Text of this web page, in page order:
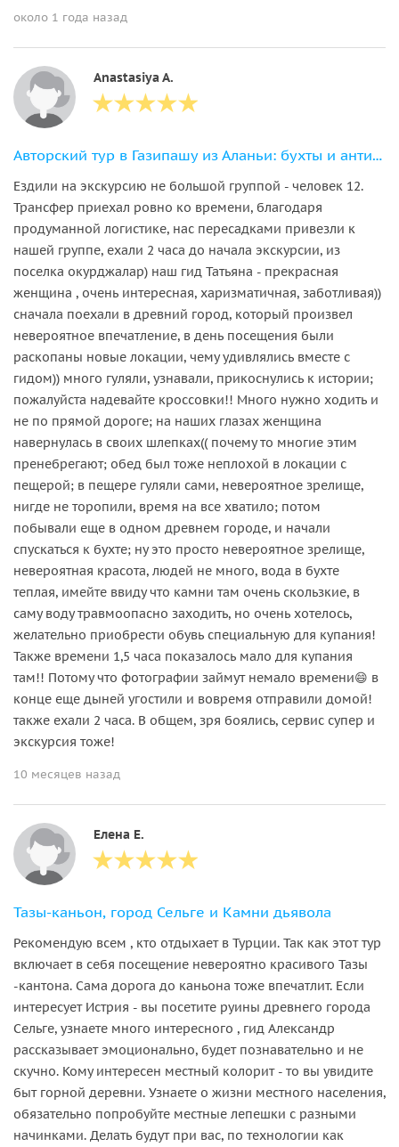
около 1 года назад
Anastasiya A.
Авторский тур в Газипашу из Аланьи: бухты и античная Сиедра за 1 день
Ездили на экскурсию не большой группой - человек 12.
Трансфер приехал ровно ко времени, благодаря
продуманной логистике, нас пересадками привезли к
нашей группе, ехали 2 часа до начала экскурсии, из
поселка окурджалар) наш гид Татьяна - прекрасная
женщина , очень интересная, харизматичная, заботливая))
сначала поехали в древний город, который произвел
невероятное впечатление, в день посещения были
раскопаны новые локации, чему удивлялись вместе с
гидом)) много гуляли, узнавали, прикоснулись к истории;
пожалуйста надевайте кроссовки!! Много нужно ходить и
не по прямой дороге; на наших глазах женщина
навернулась в своих шлепках(( почему то многие этим
пренебрегают; обед был тоже неплохой в локации с
пещерой; в пещере гуляли сами, невероятное зрелище,
нигде не торопили, время на все хватило; потом
побывали еще в одном древнем городе, и начали
спускаться к бухте; ну это просто невероятное зрелище,
невероятная красота, людей не много, вода в бухте
теплая, имейте ввиду что камни там очень скользкие, в
саму воду травмоопасно заходить, но очень хотелось,
желательно приобрести обувь специальную для купания!
Также времени 1,5 часа показалось мало для купания
там!! Потому что фотографии займут немало времени😄 в
конце еще дыней угостили и вовремя отправили домой!
также ехали 2 часа. В общем, зря боялись, сервис супер и
экскурсия тоже!
10 месяцев назад
Елена Е.
Тазы-каньон, город Сельге и Камни дьявола
Рекомендую всем , кто отдыхает в Турции. Так как этот тур
включает в себя посещение невероятно красивого Тазы
-кантона. Сама дорога до каньона тоже впечатлит. Если
интересует Истрия - вы посетите руины древнего города
Сельге, узнаете много интересного , гид Александр
рассказывает эмоционально, будет познавательно и не
скучно. Кому интересен местный колорит - то вы увидите
быт горной деревни. Узнаете о жизни местного населения,
обязательно попробуйте местные лепешки с разными
начинками. Делать будут при вас, по технологии как